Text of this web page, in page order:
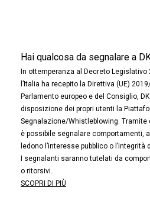
Hai qualcosa da segnalare a
In ottemperanza al Decreto
l’Italia ha recepito la Direttiva (UE)
Parlamento europeo e del Consiglio,
disposizione dei propri utenti la
Segnalazione/Whistleblowing. Tramite
è possibile segnalare comportamenti,
ledono l’interesse pubblico o l’integrità
I segnalanti saranno tutelati da
o ritorsivi.
SCOPRI DI PIÙ